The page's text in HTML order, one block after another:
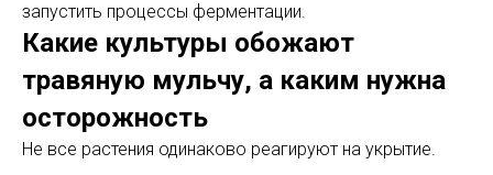
запустить процессы ферментации.
Какие культуры обожают
травяную мульчу, а каким нужна
осторожность
Не все растения одинаково реагируют на укрытие.